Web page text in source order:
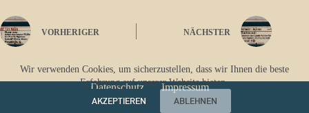
Wir verwenden Cookies, um sicherzustellen, dass wir Ihnen die beste
Erfahrung auf unserer Website bieten.
AKZEPTIEREN
ABLEHNEN
VORHERIGER NÄCHSTER
Datenschutz Impressum